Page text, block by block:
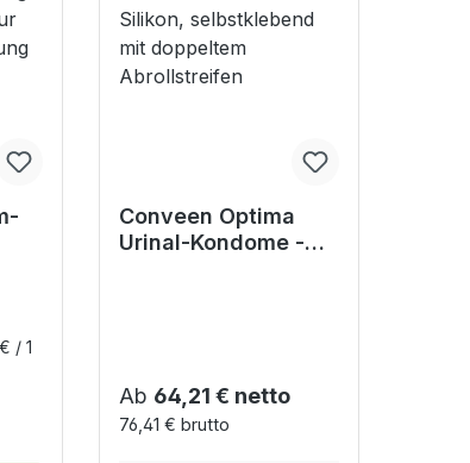
/ 1
Conveen Optima
Urinal-Kondome -
Regulärer Preis:
Ab 64,21 € netto
76,41 € brutto